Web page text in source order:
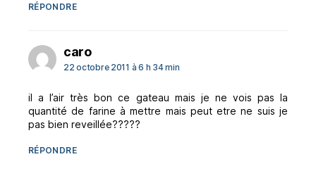
RÉPONDRE
carodit :
22 octobre 2011 à 6 h 34 min
il a l’air très bon ce gateau mais je ne vois pas la
quantité de farine à mettre mais peut etre ne suis je
pas bien reveillée?????
RÉPONDRE